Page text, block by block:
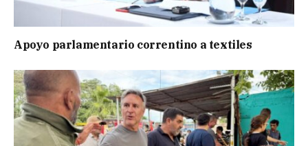
Apoyo parlamentario correntino a textiles